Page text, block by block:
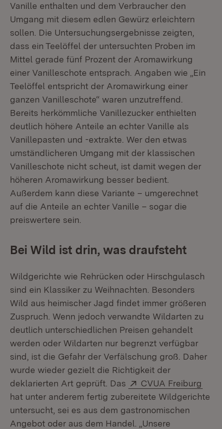
Vanille enthalten und dem Verbraucher den
Umgang mit diesem edlen Gewürz erleichtern
sollen. Die Untersuchungsergebnisse zeigten,
dass ein Teelöffel der untersuchten Proben im
Mittel gerade fünf Prozent der Aromawirkung
einer Vanilleschote entsprach. Angaben wie „Ein
Teelöffel entspricht der Aromawirkung einer
ganzen Vanilleschote“ waren unzutreffend.
Bereits herkömmliche Vanillezucker enthielten
deutlich höhere Anteile an echter Vanille als
Vanillepasten und -extrakte. Wer den etwas
umständlicheren Umgang mit der klassischen
Vanilleschote nicht scheut, ist damit wegen der
höheren Aromawirkung besser bedient.
Außerdem kann diese Variante – umgerechnet
auf die Anteile an echter Vanille – sogar die
preiswertere sein.
Bei Wild ist drin, was draufsteht
Wildgerichte wie Rehrücken oder Hirschgulasch
sind ein Klassiker zu Weihnachten. Besonders
Wild aus heimischer Jagd findet immer größeren
Zuspruch. Wenn jedoch verwandte Wildarten zu
deutlich unterschiedlichen Preisen gehandelt
werden oder Wildarten nur begrenzt verfügbar
sind, ist die Gefahr der Verfälschung groß. Daher
wurde wieder gezielt die Richtigkeit der
deklarierten Art geprüft. Das
Extern:
CVUA Freiburg
hat unter anderem fertig zubereitete Wildgerichte
untersucht, sei es aus dem gastronomischen
Angebot oder aus dem Handel. „Unsere